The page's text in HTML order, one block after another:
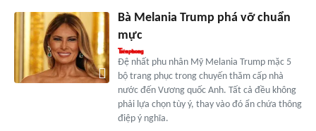
Bà Melania Trump phá vỡ chuẩn
mực
Đệ nhất phu nhân Mỹ Melania Trump mặc 5
bộ trang phục trong chuyến thăm cấp nhà
nước đến Vương quốc Anh. Tất cả đều không
phải lựa chọn tùy ý, thay vào đó ẩn chứa thông
điệp ý nghĩa.